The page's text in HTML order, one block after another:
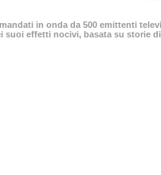
in onda da 500 emittenti
suoi effetti nocivi, basata su storie